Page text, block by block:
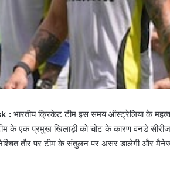
: भारतीय क्रिकेट टीम इस समय ऑस्ट्रेलिया के
एक प्रमुख खिलाड़ी को चोट के कारण वनडे सीरीज
तौर पर टीम के संतुलन पर असर डालेगी और